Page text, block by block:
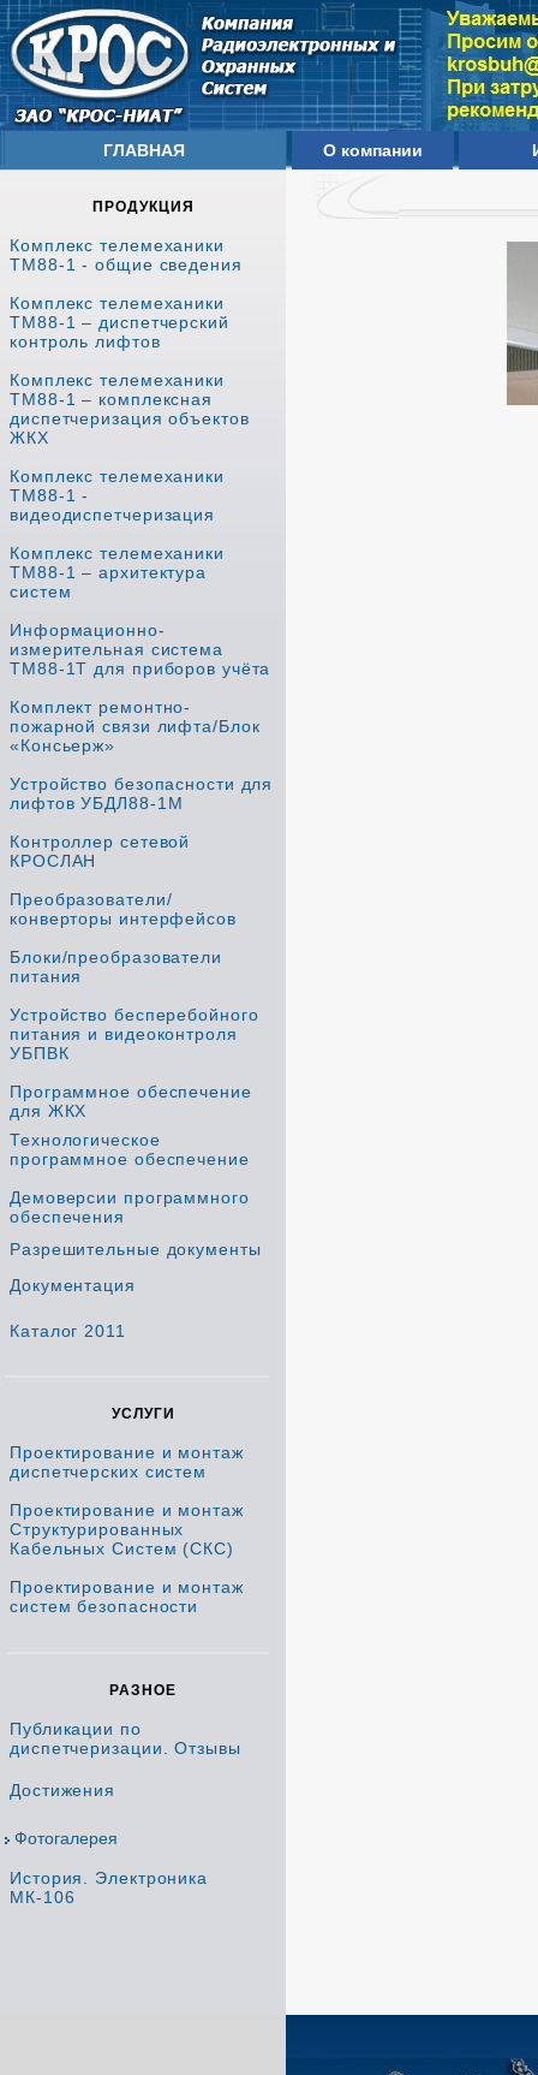
ГЛАВНАЯ
ПРОДУКЦИЯ
Комплекс телемеханики
ТМ88-1 - общие сведения
Комплекс телемеханики
ТМ88-1 – диспетчерский
контроль лифтов
Комплекс телемеханики
ТМ88-1 – комплексная
диспетчеризация объектов
ЖКХ
Комплекс телемеханики
ТМ88-1 -
видеодиспетчеризация
Комплекс телемеханики
ТМ88-1 – архитектура
систем
Информационно-
измерительная система
ТМ88-1Т для приборов учёта
Комплект ремонтно-
пожарной связи лифта/Блок
«Консьерж»
Устройство безопасности для
лифтов УБДЛ88-1М
Контроллер сетевой
КРОСЛАН
Преобразователи/
конверторы интерфейсов
Блоки/преобразователи
питания
Устройство бесперебойного
питания и видеоконтроля
УБПВК
Программное обеспечение
для ЖКХ
Технологическое
программное обеспечение
Демоверсии программного
обеспечения
Разрешительные документы
Документация
Каталог 2011
УСЛУГИ
Проектирование и монтаж
диспетчерских систем
Проектирование и монтаж
Структурированных
Кабельных Систем (СКС)
Проектирование и монтаж
систем безопасности
РАЗНОЕ
Публикации по
диспетчеризации. Отзывы
Достижения
Фотогалерея
История. Электроника
МК-106
О компании